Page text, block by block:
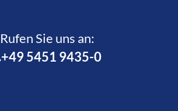
Rufen Sie uns an:­
+49 5451 9435-0